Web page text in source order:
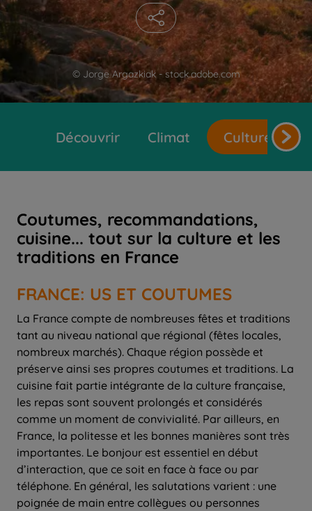
© Jorge Argazkiak - stock.adobe.com
Découvrir Climat Cultures et
Coutumes, recommandations,
cuisine... tout sur la culture et les
traditions en France
FRANCE: US ET COUTUMES
La France compte de nombreuses fêtes et traditions
tant au niveau national que régional (fêtes locales,
nombreux marchés). Chaque région possède et
préserve ainsi ses propres coutumes et traditions. La
cuisine fait partie intégrante de la culture française,
les repas sont souvent prolongés et considérés
comme un moment de convivialité. Par ailleurs, en
France, la politesse et les bonnes manières sont très
importantes. Le bonjour est essentiel en début
d’interaction, que ce soit en face à face ou par
téléphone. En général, les salutations varient : une
poignée de main entre collègues ou personnes